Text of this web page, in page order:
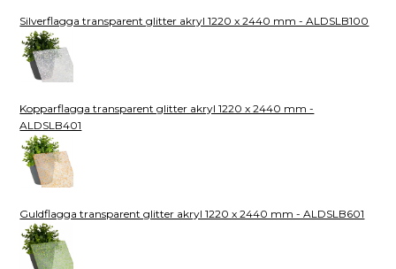
Silverflagga transparent glitter akryl 1220 x 2440 mm - ALDSLB100
Kopparflagga transparent glitter akryl 1220 x 2440 mm -
ALDSLB401
Guldflagga transparent glitter akryl 1220 x 2440 mm - ALDSLB601